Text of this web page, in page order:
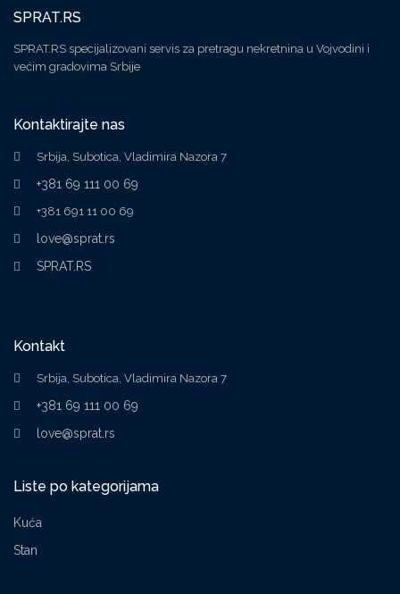
SPRAT.RS
SPRAT.RS specijalizovani servis za pretragu nekretnina u Vojvodini i
većim gradovima Srbije
Kontaktirajte nas
Srbija, Subotica, Vladimira Nazora 7
+381 69 111 00 69
+381 691 11 00 69
love@sprat.rs
SPRAT.RS
Kontakt
Srbija, Subotica, Vladimira Nazora 7
+381 69 111 00 69
love@sprat.rs
Liste po kategorijama
Kuća
Stan